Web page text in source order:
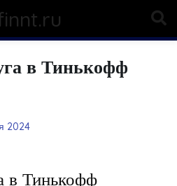
в Тинькофф
2024
в Тинькофф